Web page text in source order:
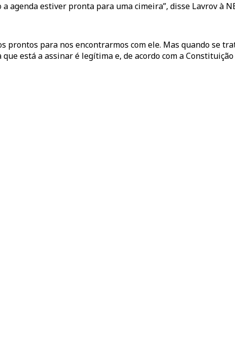
agenda estiver pronta para uma cimeira”, disse Lavrov à
prontos para nos encontrarmos com ele. Mas quando se
está a assinar é legítima e, de acordo com a Constituição